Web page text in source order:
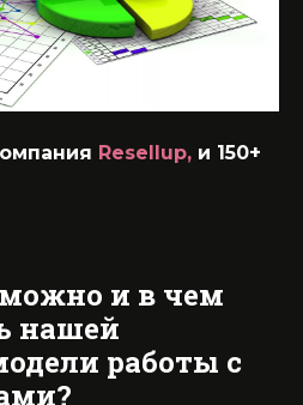
Resellup, и 150+
и в чем
нашей
работы с